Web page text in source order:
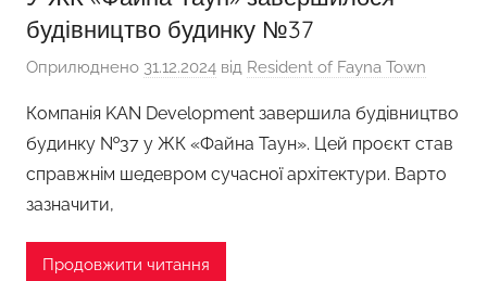
будівництво будинку №37
Оприлюднено 31.12.2024 від Resident of Fayna Town
Компанія KAN Development завершила будівництво
будинку №37 у ЖК «Файна Таун». Цей проєкт став
справжнім шедевром сучасної архітектури. Варто
зазначити,
Продовжити читання